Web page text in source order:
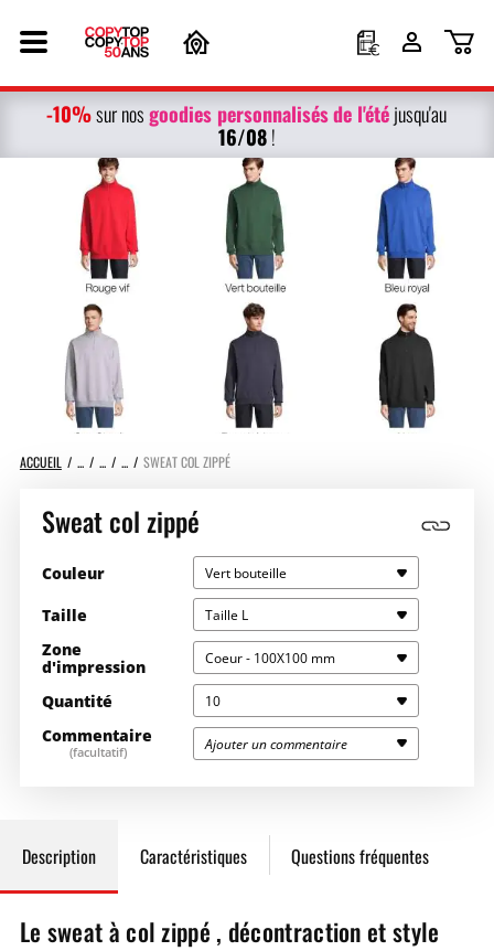
-10%sur nosgoodies personnalisésde l'étéjusqu'au
16/08!
ACCUEIL SWEAT COL ZIPPÉ
Sweat col zippé
Couleur Vert bouteille
Taille Taille L
Zone
d'impression
Coeur - 100X100 mm
Quantité 10
38,90€
25
Commentaire
(facultatif) Ajouter un commentaire
Description Caractéristiques Questions fréquentes
Le sweat à col zippé , décontraction et style